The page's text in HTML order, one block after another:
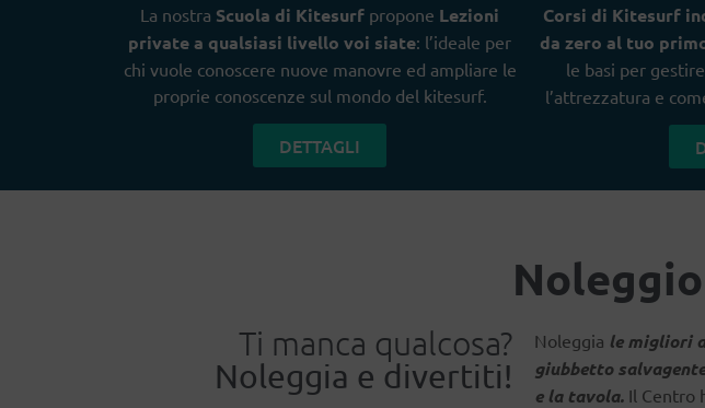
La nostra Scuola di Kitesurf propone Lezioni
privatea qualsiasi livello voi siate: l’ideale per
chi vuole conoscere nuove manovre ed ampliare le
proprie conoscenze sul mondo del kitesurf.
DETTAGLI
Corsi di Kitesurf
da zero al tuo
le basi per gestire
l’attrezzatura e
Noleggio
Ti manca qualcosa?
Noleggia e divertiti!
Noleggia le migliori
giubbetto
e la tavola. Il Centro